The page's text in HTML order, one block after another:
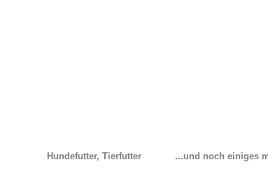
Hundefutter, Tierfutter ...und noch einiges